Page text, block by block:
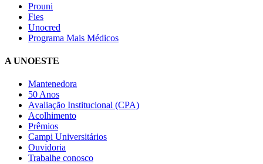
Prouni
Fies
Unocred
Programa Mais Médicos
A UNOESTE
Mantenedora
50 Anos
Avaliação Institucional (CPA)
Acolhimento
Prêmios
Campi Universitários
Ouvidoria
Trabalhe conosco